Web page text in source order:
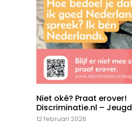
Niet oké? Praat erover!
Discriminatie.nl – Jeugd
12 februari 2026